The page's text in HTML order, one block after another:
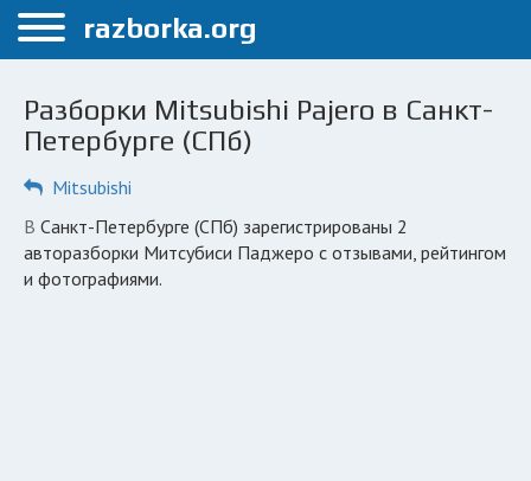
Меню
Санкт-Петербург
Автосервисы
Разборки Mitsubishi Pajero в Санкт-
Петербурге (СПб)
Mitsubishi
в Санкт-Петербурге (СПб) зарегистрированы 2
авторазборки Митсубиси Паджеро с отзывами, рейтингом
и фотографиями.
razborka.org